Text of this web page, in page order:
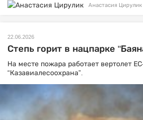
Анастасия Цирулик
22.06.2026
Степь горит в нацпарке
На месте пожара работает вертолет
“Казавиалесоохрана”.